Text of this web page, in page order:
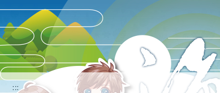
查
詢
:::